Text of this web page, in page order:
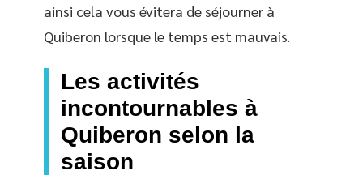
ainsi cela vous évitera de séjourner à
Quiberon lorsque le temps est mauvais.
Les activités
incontournables à
Quiberon selon la
saison